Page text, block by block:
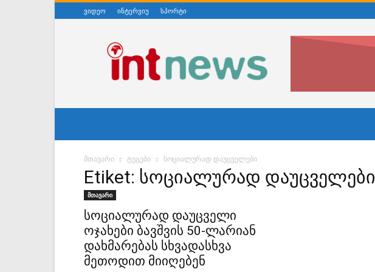
ვიდეო ინტერვიუ სპორტი
ინტერნეტნიუსი
მთავარი ტეგები სოციალურად დაუცველები
Etiket: სოციალურად დაუცველები
მთავარი
სოციალურად დაუცველი
ოჯახები ბავშვის 50-ლარიან
დახმარებას სხვადასხვა
მეთოდით მიიღებენ